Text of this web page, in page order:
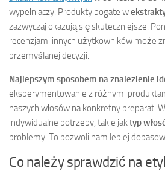
wypełniaczy. Produkty bogate w
zazwyczaj okazują się skuteczniejsze.
recenzjami innych użytkowników może
przemyślanej decyzji.
Najlepszym sposobem na znalezienie
eksperymentowanie z różnymi
naszych włosów na konkretny preparat.
indywidualne potrzeby, takie jaktyp
problemy. To pozwoli nam lepiej
Co należy sprawdzić na